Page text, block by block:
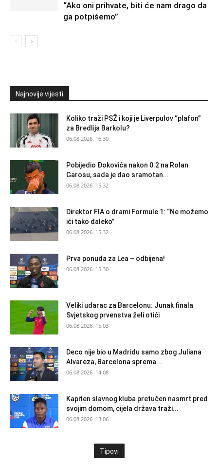
“Ako oni prihvate, biti će nam drago da
ga potpišemo”
Najnovije vijesti
Koliko traži PSŽ i koji je Liverpulov “plafon”
za Bredlija Barkolu?
06.08.2026. 16:30
Pobijedio Đokovića nakon 0:2 na Rolan
Garosu, sada je dao sramotan...
06.08.2026. 15:32
Direktor FIA o drami Formule 1: “Ne možemo
ići tako daleko”
06.08.2026. 15:32
Prva ponuda za Lea – odbijena!
06.08.2026. 15:30
Veliki udarac za Barcelonu: Junak finala
Svjetskog prvenstva želi otići
06.08.2026. 15:03
Deco nije bio u Madridu samo zbog Juliana
Alvareza, Barcelona sprema...
06.08.2026. 14:08
Kapiten slavnog kluba pretučen nasmrt pred
svojim domom, cijela država traži...
06.08.2026. 13:06
Tipovi